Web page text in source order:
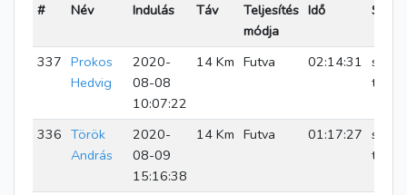
# Név Indulás Táv
Teljesítés
módja
Idő
337 Prokos
Hedvig
2020-
08-08
10:07:22
14 Km Futva 02:14:31
336 Török
András
2020-
08-09
15:16:38
14 Km Futva 01:17:27